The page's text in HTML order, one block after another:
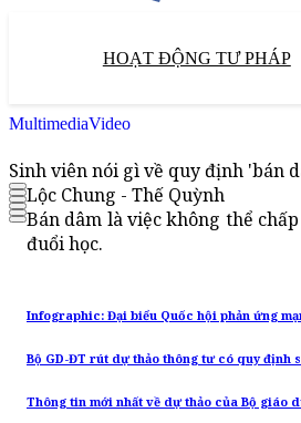
HOẠT ĐỘNG TƯ PHÁP
MultimediaVideo
Sinh viên nói gì về quy định 'bán
Lộc Chung - Thế Quỳnh
Bán dâm là việc không thể
đuổi học.
Infographic: Đại biểu Quốc hội phản ứng
Bộ GD-ĐT rút dự thảo thông tư có quy định
Thông tin mới nhất về dự thảo của Bộ giáo